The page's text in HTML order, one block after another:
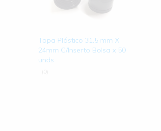
Tapa Plástico 31.5 mm X
24mm C/Inserto Bolsa x 50
unds